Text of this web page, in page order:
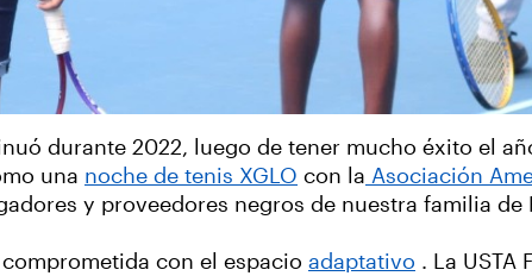
durante 2022, luego de tener mucho éxito el
una noche de tenis XGLO con la Asociación
y proveedores negros de nuestra familia
con el espacio adaptativo . La USTA